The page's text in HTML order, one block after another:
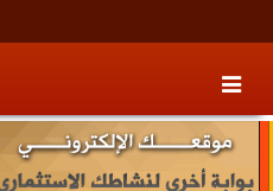
content
secondary
content